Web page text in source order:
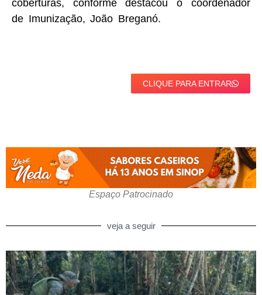
coberturas, conforme destacou o coordenador
de Imunização, João Breganó.
CLIQUE PARA ENTRAR
Espaço Patrocinado
veja a seguir